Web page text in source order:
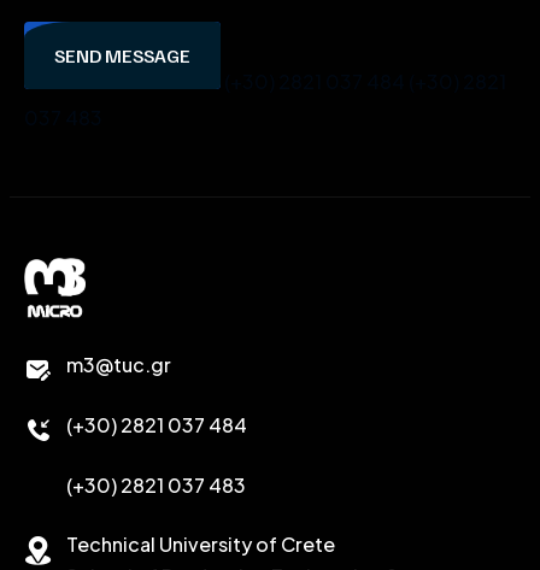
SEND MESSAGE
m3@tuc.gr
(+30) 2821 037 484
(+30) 2821 037 483
Technical University of Crete